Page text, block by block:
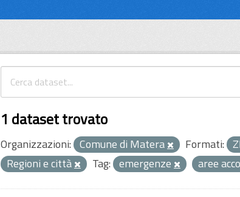
1 dataset trovato
Organizzazioni: Comune di Matera Formati:
Regioni e città
Tag: emergenze aree